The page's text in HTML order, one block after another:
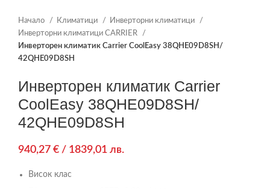
Начало Климатици
Инверторни климатици
Инверторни климатици CARRIER
Инверторен климатик Carrier CoolEasy 38QHE09D8SH/
42QHE09D8SH
Инверторен климатик Carrier
CoolEasy 38QHE09D8SH/
42QHE09D8SH
940,27 € / 1839,01 лв.
Висок клас